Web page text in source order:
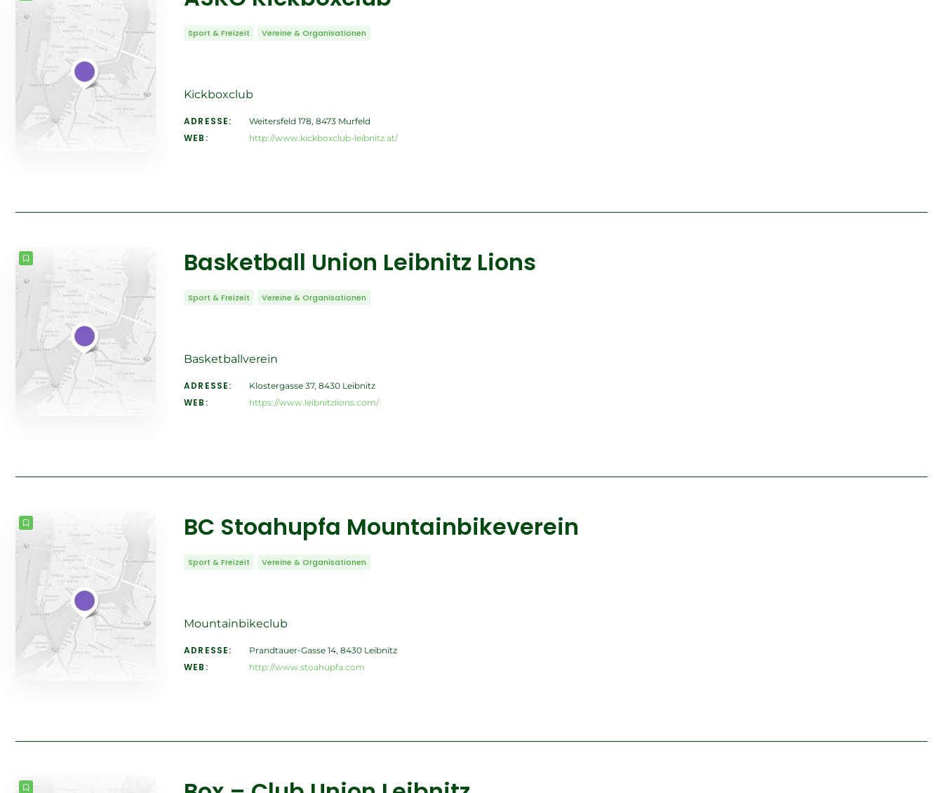
Sport & Freizeit Vereine & Organisationen
Kickboxclub
ADRESSE: Weitersfeld 178, 8473 Murfeld
WEB: http://www.kickboxclub-leibnitz.at/
Basketball Union Leibnitz Lions
Sport & Freizeit Vereine & Organisationen
Basketballverein
ADRESSE: Klostergasse 37, 8430 Leibnitz
WEB: https://www.leibnitzlions.com/
BC Stoahupfa Mountainbikeverein
Sport & Freizeit Vereine & Organisationen
Mountainbikeclub
ADRESSE: Prandtauer-Gasse 14, 8430 Leibnitz
WEB: http://www.stoahupfa.com